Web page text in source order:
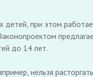
при этом
до 14 лет.
нельзя